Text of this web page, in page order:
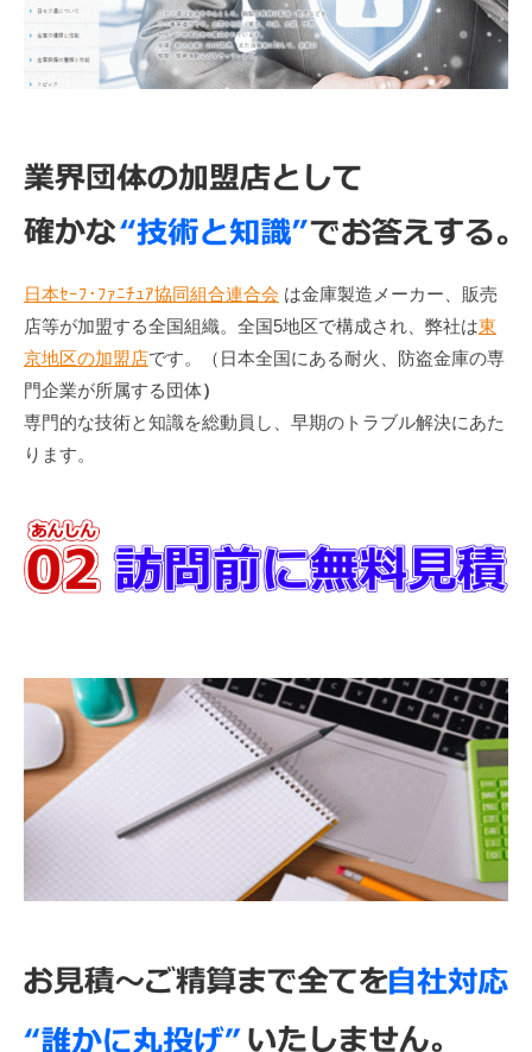
日本ｾｰﾌ･ﾌｧﾆﾁｭｱ協同組合連合会 は金庫製造メーカー、販売
店等が加盟する全国組織。全国5地区で構成され、弊社は東
京地区の加盟店です。（日本全国にある耐火、防盗金庫の専
門企業が所属する団体）
専門的な技術と知識を総動員し、早期のトラブル解決にあた
ります。